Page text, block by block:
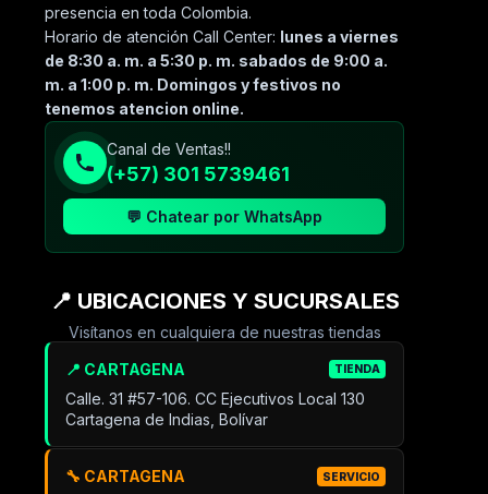
presencia en toda Colombia.
Horario de atención Call Center: lunes a viernes
de 8:30 a. m. a 5:30 p. m. sabados de 9:00 a.
m. a 1:00 p. m. Domingos y festivos no
tenemos atencion online.
Canal de Ventas!!
(+57) 301 5739461
💬 Chatear por WhatsApp
📍 UBICACIONES Y SUCURSALES
Visítanos en cualquiera de nuestras tiendas
📍 CARTAGENA TIENDA
Calle. 31 #57-106. CC Ejecutivos Local 130
Cartagena de Indias, Bolívar
🔧 CARTAGENA SERVICIO